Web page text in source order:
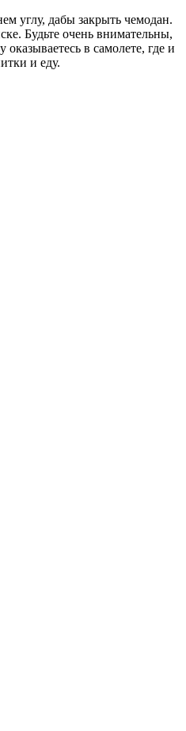
углу, дабы закрыть чемодан.
Будьте очень внимательны,
в самолете, где и
и еду.